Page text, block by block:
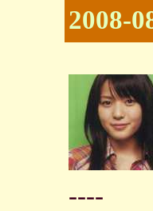
2008-
----